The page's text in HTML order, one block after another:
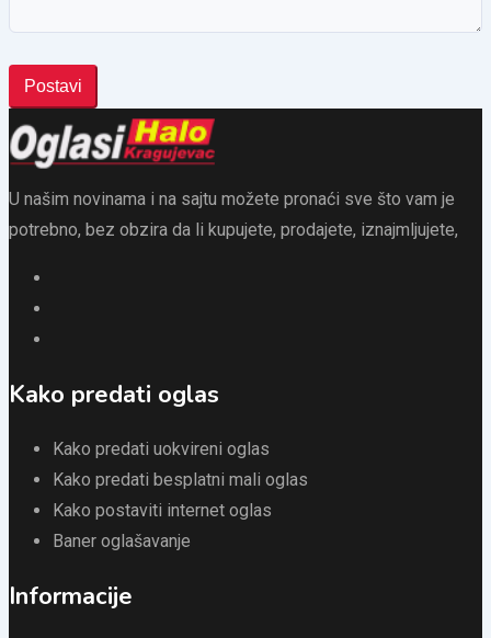
Postavi
U našim novinama i na sajtu možete pronaći sve što vam je
potrebno, bez obzira da li kupujete, prodajete, iznajmljujete,
Kako predati oglas
Kako predati uokvireni oglas
Kako predati besplatni mali oglas
Kako postaviti internet oglas
Baner oglašavanje
Informacije